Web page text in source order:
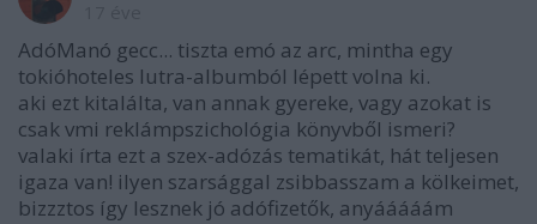
AdóManó gecc... tiszta emó az arc, mintha egy
tokióhoteles lutra-albumból lépett volna ki.
aki ezt kitalálta, van annak gyereke, vagy azokat is
csak vmi reklámpszichológia könyvből ismeri?
valaki írta ezt a szex-adózás tematikát, hát teljesen
igaza van! ilyen szarsággal zsibbasszam a kölkeimet,
bizzztos így lesznek jó adófizetők, anyááááám